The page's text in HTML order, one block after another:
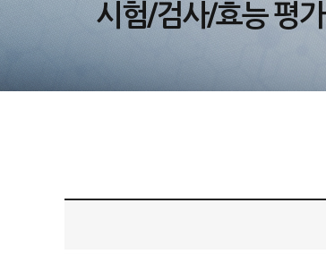
시험/검사/효능 평가